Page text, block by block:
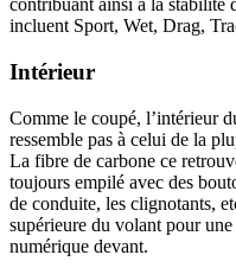
contribuant ainsi à la stabilité
incluent Sport, Wet, Drag,
Intérieur
Comme le coupé, l’intérieur
ressemble pas à celui de la
La fibre de carbone ce
toujours empilé avec des
de conduite, les clignotants,
supérieure du volant pour
numérique devant.